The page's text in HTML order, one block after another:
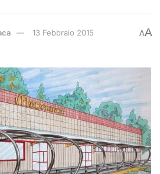
13 Febbraio 2015 AA